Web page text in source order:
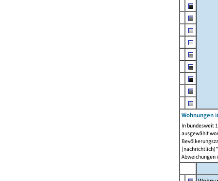
Wohnungen
In bundesweit
ausgewählt
Abweichungen